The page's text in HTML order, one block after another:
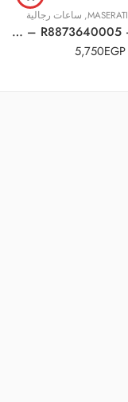
MASERATI
, ساعات رجالية
Original Maserati Men’s Stainless steel, Yellow gold PVD Watch, Sfida Collection, with Stainless steel strap – R8873640005 – 44mm
5,750EGP